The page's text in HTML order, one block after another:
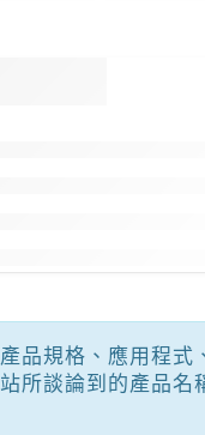
品規格、應用程式
所談論到的產品名